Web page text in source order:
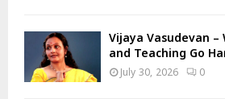
Vijaya Vasudevan
and Teaching Go
July 30, 2026 0